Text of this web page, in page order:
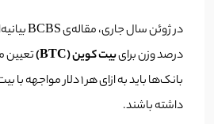
درصد وزن برایبیت کوین (BTC)
تعیین
داشته باشند.